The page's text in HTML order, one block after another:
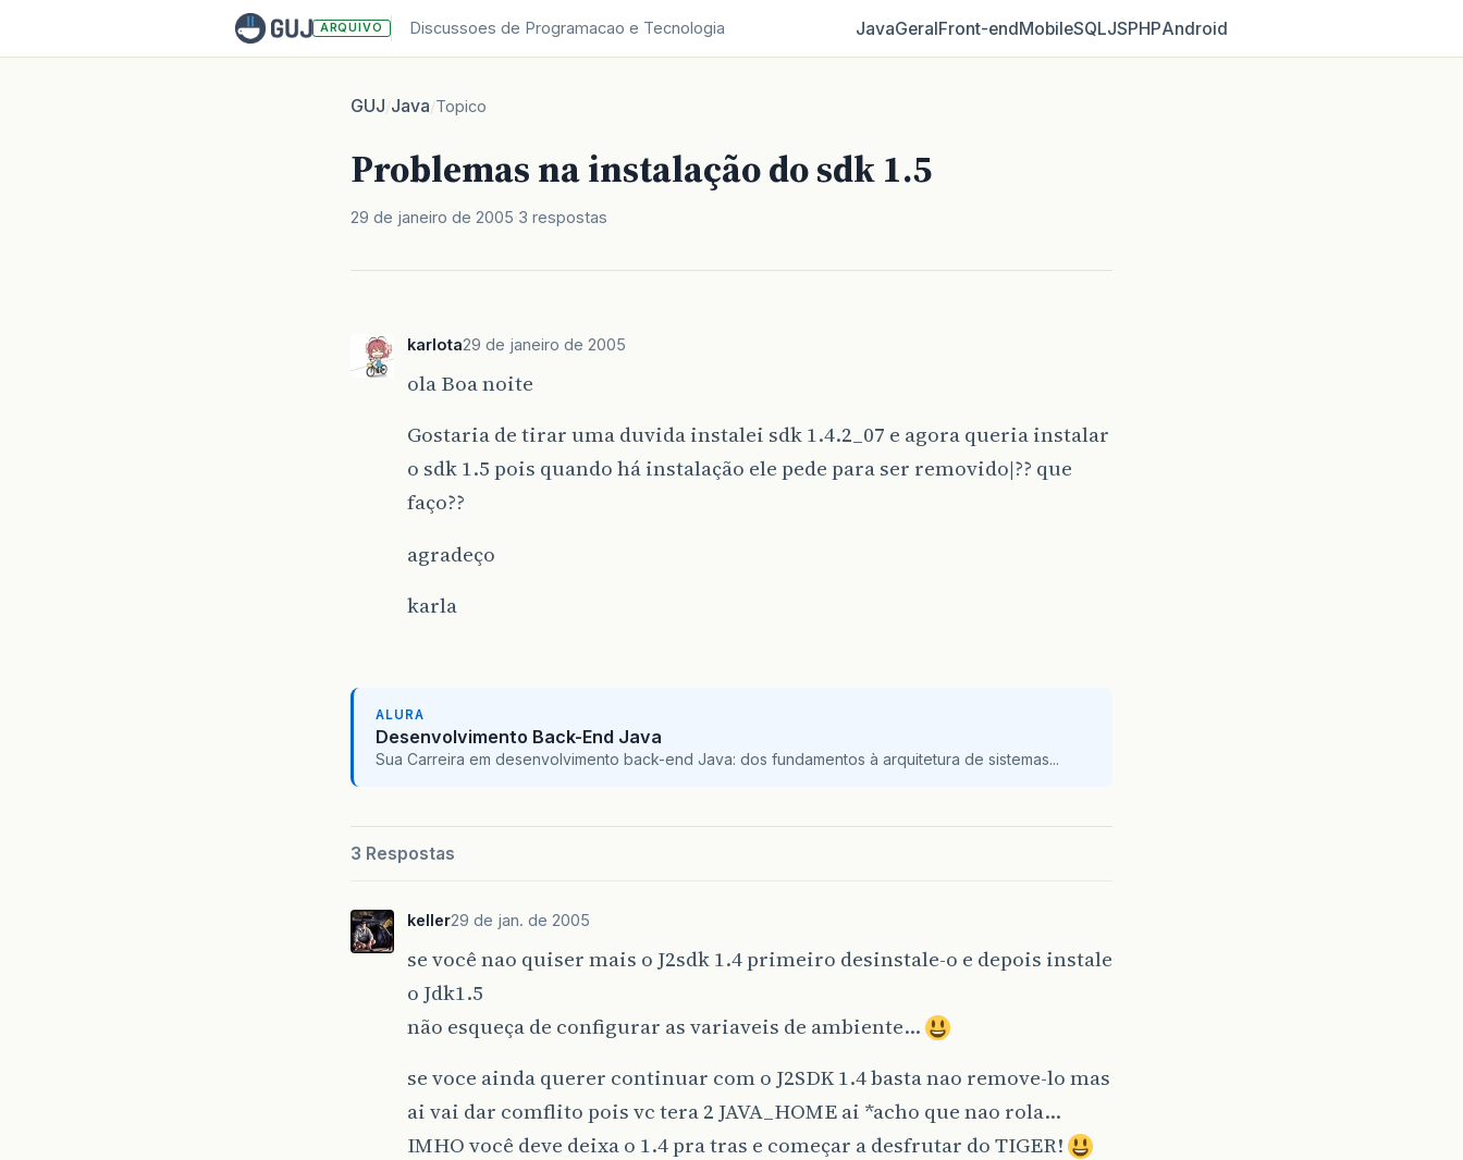
ARQUIVO Discussoes de Programacao e Tecnologia JavaGeralFront‑endMobileSQLJSPHPAndroid
GUJ/Java/Topico
Problemas na instalação do sdk 1.5
29 de janeiro de 2005 3 respostas
karlota29 de janeiro de 2005
ola Boa noite
Gostaria de tirar uma duvida instalei sdk 1.4.2_07 e agora queria instalar
o sdk 1.5 pois quando há instalação ele pede para ser removido|?? que
faço??
agradeço
karla
ALURA
Desenvolvimento Back-End Java
Sua Carreira em desenvolvimento back-end Java: dos fundamentos à arquitetura de sistemas...
3 Respostas
keller29 de jan. de 2005
se você nao quiser mais o J2sdk 1.4 primeiro desinstale-o e depois instale
o Jdk1.5
não esqueça de configurar as variaveis de ambiente…
se voce ainda querer continuar com o J2SDK 1.4 basta nao remove-lo mas
ai vai dar comflito pois vc tera 2 JAVA_HOME ai *acho que nao rola…
IMHO você deve deixa o 1.4 pra tras e começar a desfrutar do TIGER!